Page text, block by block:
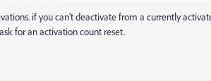
if you can't deactivate from a currently
for an activation count reset.